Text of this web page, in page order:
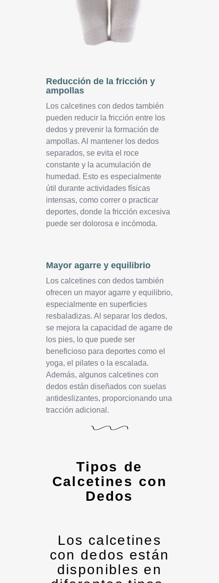
Reducción de la fricción y
ampollas
Los calcetines con dedos también
pueden reducir la fricción entre los
dedos y prevenir la formación de
ampollas. Al mantener los dedos
separados, se evita el roce
constante y la acumulación de
humedad. Esto es especialmente
útil durante actividades físicas
intensas, como correr o practicar
deportes, donde la fricción excesiva
puede ser dolorosa e incómoda.
Mayor agarre y equilibrio
Los calcetines con dedos también
ofrecen un mayor agarre y equilibrio,
especialmente en superficies
resbaladizas. Al separar los dedos,
se mejora la capacidad de agarre de
los pies, lo que puede ser
beneficioso para deportes como el
yoga, el pilates o la escalada.
Además, algunos calcetines con
dedos están diseñados con suelas
antideslizantes, proporcionando una
tracción adicional.
Tipos de
Calcetines con
Dedos
Los calcetines
con dedos están
disponibles en